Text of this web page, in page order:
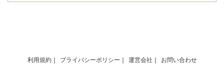
利用規約 プライバシーポリシー 運営会社 お問い合わせ